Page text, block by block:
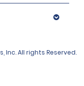
Inc. All rights Reserved.